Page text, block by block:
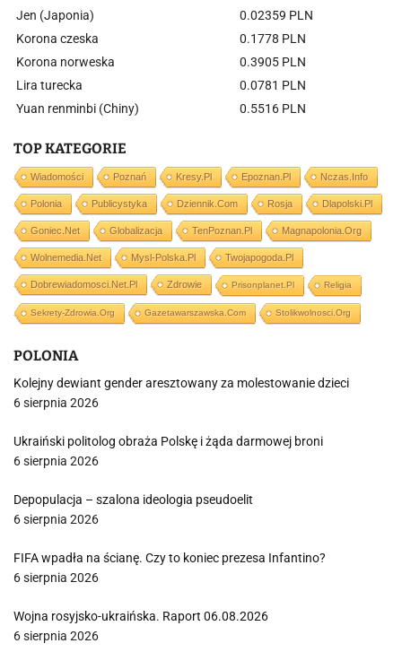
Jen (Japonia)
0.02359 PLN
Korona czeska
0.1778 PLN
Korona norweska
0.3905 PLN
Lira turecka
0.0781 PLN
Yuan renminbi (Chiny)
0.5516 PLN
TOP KATEGORIE
Wiadomości Poznań Kresy.pl Epoznan.pl Nczas.info
Polonia Publicystyka Dziennik.com Rosja Dlapolski.pl
Goniec.net Globalizacja TenPoznan.pl Magnapolonia.org
Wolnemedia.net Mysl-Polska.pl Twojapogoda.pl
Dobrewiadomosci.net.pl Zdrowie Prisonplanet.pl Religia
Sekrety-Zdrowia.org Gazetawarszawska.com Stolikwolnosci.org
POLONIA
Kolejny dewiant gender aresztowany za molestowanie dzieci
6 sierpnia 2026
Ukraiński politolog obraża Polskę i żąda darmowej broni
6 sierpnia 2026
Depopulacja – szalona ideologia pseudoelit
6 sierpnia 2026
FIFA wpadła na ścianę. Czy to koniec prezesa Infantino?
6 sierpnia 2026
Wojna rosyjsko-ukraińska. Raport 06.08.2026
6 sierpnia 2026